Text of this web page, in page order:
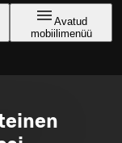
Avatud
mobiilimenüü